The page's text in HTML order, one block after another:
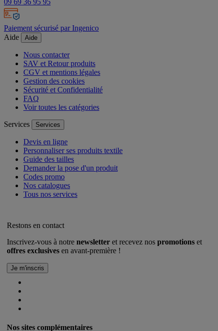
Paiement sécurisé par Ingenico
Aide
Aide
Nous contacter
SAV et Retour produits
CGV et mentions légales
Gestion des cookies
Sécurité et Confidentialité
FAQ
Voir toutes les catégories
Services Services
Devis en ligne
Personnaliser ses produits textile
Guide des tailles
Demander la pose d'un produit
Codes promo
Nos catalogues
Tous nos services
Restons en contact
Inscrivez-vous à notre newsletter et recevez nos promotions et
offres exclusives en avant-première !
Nos sites complémentaires